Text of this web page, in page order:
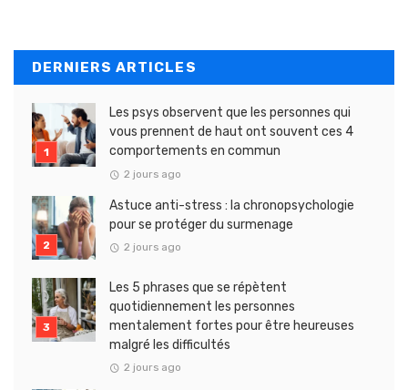
DERNIERS ARTICLES
Les psys observent que les personnes qui
vous prennent de haut ont souvent ces 4
comportements en commun
2 jours ago
Astuce anti-stress : la chronopsychologie
pour se protéger du surmenage
2 jours ago
Les 5 phrases que se répètent
quotidiennement les personnes
mentalement fortes pour être heureuses
malgré les difficultés
2 jours ago